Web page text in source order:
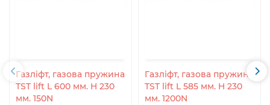
Газліфт, газова пружина
TST lift L 600 мм. H 230
мм. 150N
Газліфт, газова пружина
TST lift L 585 мм. H 230
мм. 1200N